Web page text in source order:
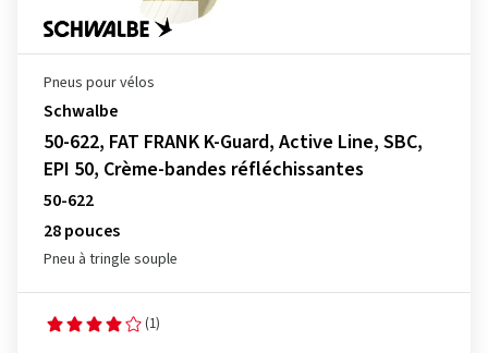
Pneus pour vélos
Schwalbe
50-622, FAT FRANK K-Guard, Active Line, SBC,
EPI 50, Crème-bandes réfléchissantes
50-622
28 pouces
Pneu à tringle souple
(1)